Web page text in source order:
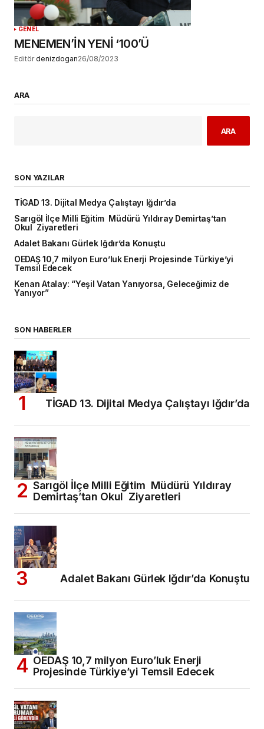
GENEL
MENEMEN’İN YENİ ‘100’Ü
Editör denizdogan26/08/2023
ARA
ARA
SON YAZILAR
TİGAD 13. Dijital Medya Çalıştayı Iğdır’da
Sarıgöl İlçe Milli Eğitim Müdürü Yıldıray Demirtaş’tan
Okul Ziyaretleri
Adalet Bakanı Gürlek Iğdır’da Konuştu
OEDAŞ 10,7 milyon Euro’luk Enerji Projesinde Türkiye’yi
Temsil Edecek
Kenan Atalay: “Yeşil Vatan Yanıyorsa, Geleceğimiz de
Yanıyor”
SON HABERLER
TİGAD 13. Dijital Medya Çalıştayı Iğdır’da
Sarıgöl İlçe Milli Eğitim Müdürü Yıldıray
Demirtaş’tan Okul Ziyaretleri
Adalet Bakanı Gürlek Iğdır’da Konuştu
OEDAŞ 10,7 milyon Euro’luk Enerji
Projesinde Türkiye’yi Temsil Edecek